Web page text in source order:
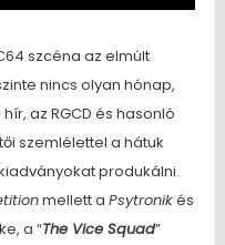
szcéna az elmúlt
nincs olyan hónap,
az RGCD és hasonló
szemlélettel a hátuk
produkálni.
mellett a Psytronikés
a “The Vice Squad”